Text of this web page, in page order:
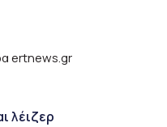
ertnews.gr
λέιζερ